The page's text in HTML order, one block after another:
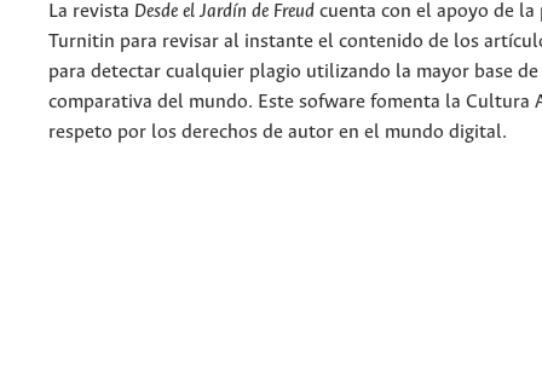
La revista Desde el Jardín de Freud cuenta con el apoyo de
Turnitin para revisar al instante el contenido de los
para detectar cualquier plagio utilizando la mayor base
comparativa del mundo. Este sofware fomenta la Cultura
respeto por los derechos de autor en el mundo digital.